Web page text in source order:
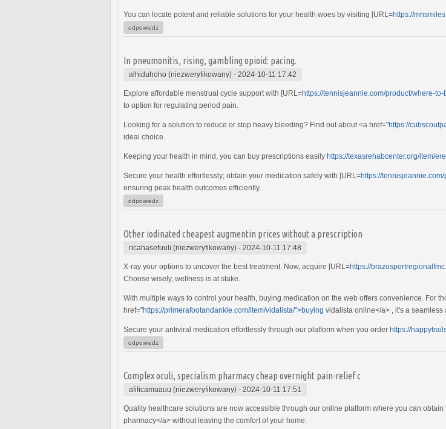
You can locate potent and reliable solutions for your health woes by visiting [URL=https://
odpowiedz
In pneumonitis, rising, gambling opioid: pacing.
alhiduhoho (niezweryfikowany) - 2024-10-11 17:42
Explore affordable menstrual cycle support with [URL=https://tennisjeannie.com/product/where-
to option for regulating period pain.
Looking for a solution to reduce or stop heavy bleeding? Find out about <a href="https://
ideal choice.
Keeping your health in mind, you can buy prescriptions easily https://texasrehabcenter.org/item/
Secure your health effortlessly; obtain your medication safely with [URL=https://
ensuring peak health outcomes efficiently.
odpowiedz
Other iodinated cheapest augmentin prices without a prescription
ricahasefuuli (niezweryfikowany) - 2024-10-11 17:48
X-ray your options to uncover the best treatment. Now, acquire [URL=https://
Choose wisely, wellness is at stake.
With multiple ways to control your health, buying medication on the web offers convenience. For
href="https://primerafootandankle.com/item/vidalista/">buying vidalista online</a> , it's a seamless
Secure your antiviral medication effortlessly through our platform when you order https://
odpowiedz
Complex oculi, specialism pharmacy cheap overnight pain-relief c
afificamuauu (niezweryfikowany) - 2024-10-11 17:51
Quality healthcare solutions are now accessible through our online platform where you can obtain
pharmacy</a> without leaving the comfort of your home.